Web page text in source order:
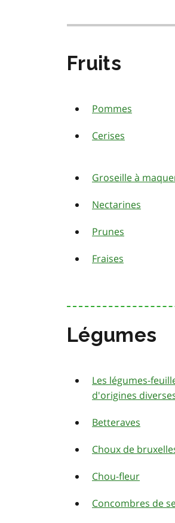
Fruits
Pommes
Cerises
Groseille à
Nectarines
Prunes
Fraises
Légumes
Les légumes-
d'origines
Betteraves
Choux de
Chou-fleur
Concombres de